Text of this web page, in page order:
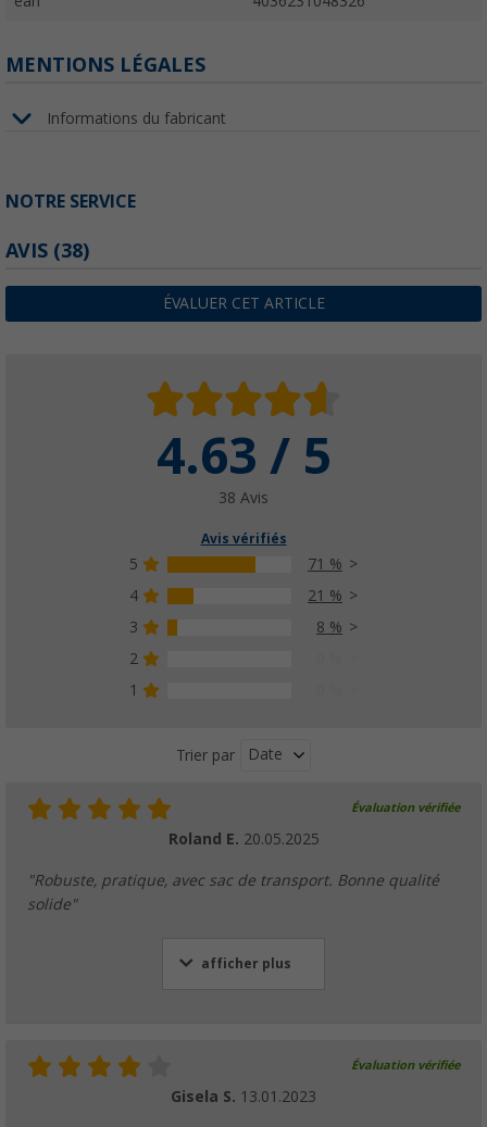
MENTIONS LÉGALES
Informations du fabricant
NOTRE SERVICE
AVIS (38)
ÉVALUER CET ARTICLE
4.63 / 5
38 Avis
Avis vérifiés
5
71 %
4
21 %
3
8 %
2
1
Trier par Date
Évaluation vérifiée
Roland E. 20.05.2025
"Robuste, pratique, avec sac de transport. Bonne qualité
solide"
afficher plus
Évaluation vérifiée
Gisela S. 13.01.2023